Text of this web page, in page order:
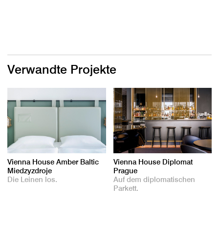
Verwandte Projekte
Vienna House Amber Baltic
Miedzyzdroje
Die Leinen los.
Vienna House Diplomat
Prague
Auf dem diplomatischen
Parkett.